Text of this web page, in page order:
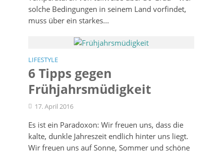
solche Bedingungen in seinem Land vorfindet,
muss über ein starkes...
LIFESTYLE
6 Tipps gegen
Frühjahrsmüdigkeit
17. April 2016
Es ist ein Paradoxon: Wir freuen uns, dass die
kalte, dunkle Jahreszeit endlich hinter uns liegt.
Wir freuen uns auf Sonne, Sommer und schöne